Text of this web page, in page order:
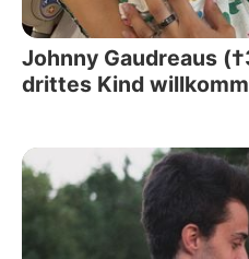
Johnny Gaudreaus
drittes Kind